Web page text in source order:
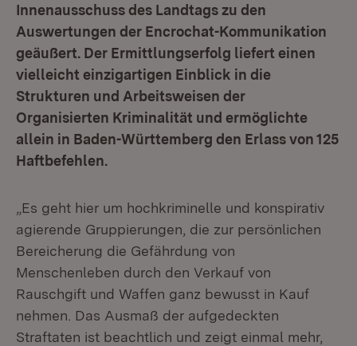
Innenausschuss des Landtags zu den
Auswertungen der Encrochat-Kommunikation
geäußert. Der Ermittlungserfolg liefert einen
vielleicht einzigartigen Einblick in die
Strukturen und Arbeitsweisen der
Organisierten Kriminalität und ermöglichte
allein in Baden-Württemberg den Erlass von 125
Haftbefehlen.
„Es geht hier um hochkriminelle und konspirativ
agierende Gruppierungen, die zur persönlichen
Bereicherung die Gefährdung von
Menschenleben durch den Verkauf von
Rauschgift und Waffen ganz bewusst in Kauf
nehmen. Das Ausmaß der aufgedeckten
Straftaten ist beachtlich und zeigt einmal mehr,